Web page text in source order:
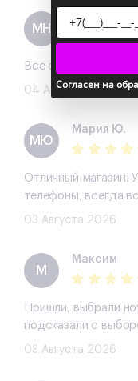
МН
Михаил
Все отлично,
04 Августа 2026
МЮ
Мария Ю.
Отличный магазин!
телефоны, всегда
03 Августа 2026
М
Максим
Пришли, выбрали
подсказали с
03 Августа 2026
Согласен на